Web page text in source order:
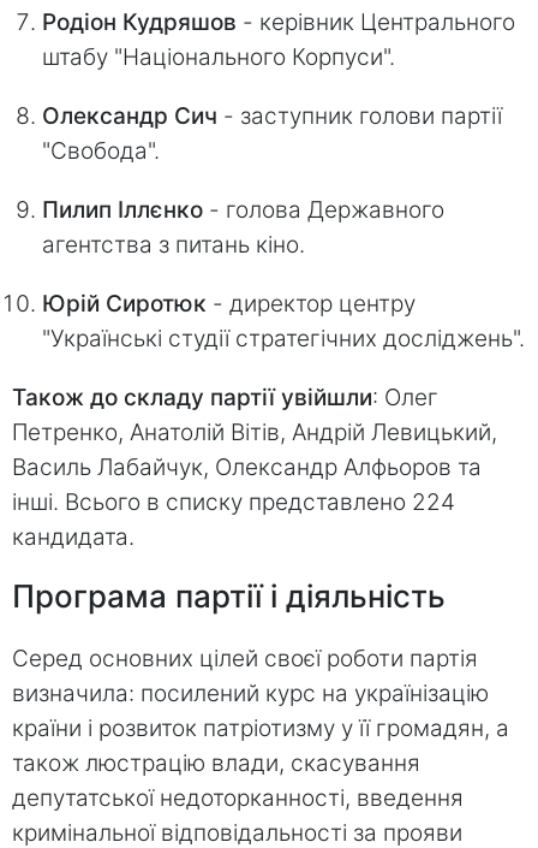
Родіон Кудряшов - керівник Центрального
штабу "Національного Корпуси".
Олександр Сич - заступник голови партії
"Свобода".
Пилип Іллєнко - голова Державного
агентства з питань кіно.
Юрій Сиротюк - директор центру
"Українські студії стратегічних досліджень".
Також до складу партії увійшли: Олег
Петренко, Анатолій Вітів, Андрій Левицький,
Василь Лабайчук, Олександр Алфьоров та
інші. Всього в списку представлено 224
кандидата.
Програма партії і діяльність
Серед основних цілей своєї роботи партія
визначила: посилений курс на українізацію
країни і розвиток патріотизму у її громадян, а
також люстрацію влади, скасування
депутатської недоторканності, введення
кримінальної відповідальності за прояви